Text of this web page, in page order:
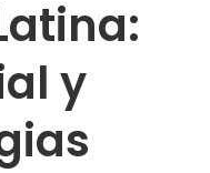
y